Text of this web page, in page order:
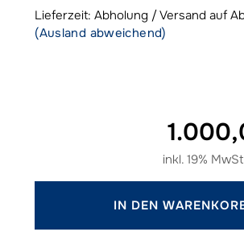
Lieferzeit: Abholung / Versand auf
(Ausland abweichend)
inkl. 19%
IN DEN